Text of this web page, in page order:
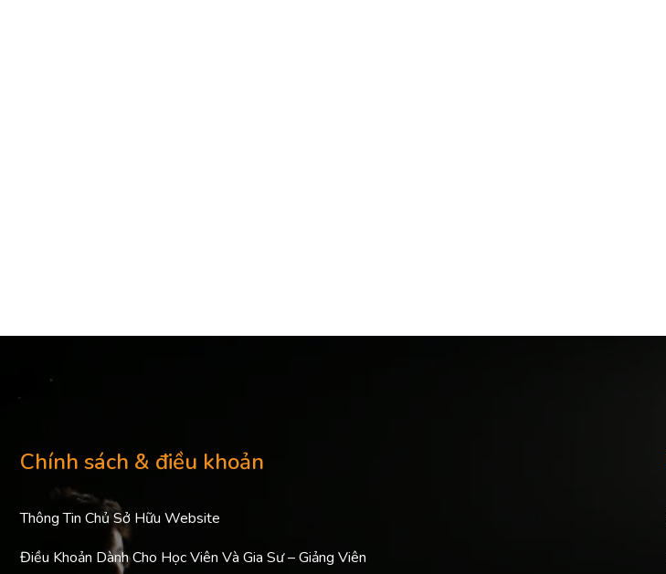
Chính sách & điều khoản
Thông Tin Chủ Sở Hữu Website
Điều Khoản Dành Cho Học Viên Và Gia Sư – Giảng Viên